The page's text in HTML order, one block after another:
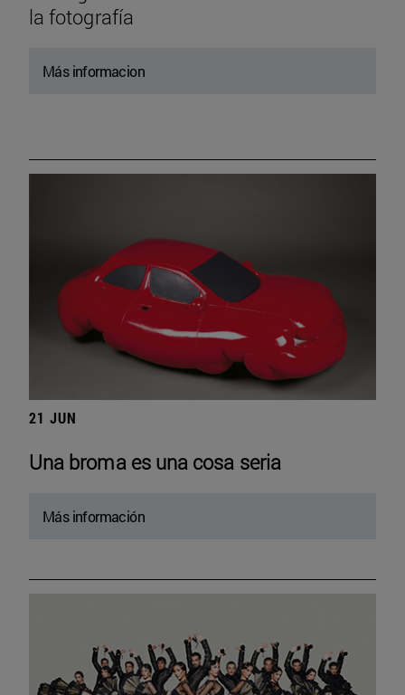
la fotografía
Más informacion
21 JUN
Una broma es una cosa seria
Más información